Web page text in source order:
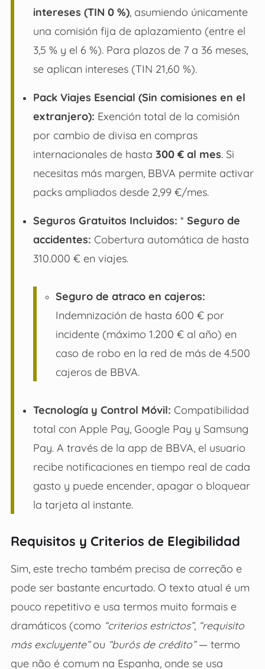
intereses (TIN 0 %), asumiendo únicamente
una comisión fija de aplazamiento (entre el
3,5 % y el 6 %). Para plazos de 7 a 36 meses,
se aplican intereses (TIN 21,60 %).
Pack Viajes Esencial (Sin comisiones en el
extranjero): Exención total de la comisión
por cambio de divisa en compras
internacionales de hasta 300 € al mes. Si
necesitas más margen, BBVA permite activar
packs ampliados desde 2,99 €/mes.
Seguros Gratuitos Incluidos: * Seguro de
accidentes: Cobertura automática de hasta
310.000 € en viajes.
Seguro de atraco en cajeros:
Indemnización de hasta 600 € por
incidente (máximo 1.200 € al año) en
caso de robo en la red de más de 4.500
cajeros de BBVA.
Tecnología y Control Móvil: Compatibilidad
total con Apple Pay, Google Pay y Samsung
Pay. A través de la app de BBVA, el usuario
recibe notificaciones en tiempo real de cada
gasto y puede encender, apagar o bloquear
la tarjeta al instante.
Requisitos y Criterios de Elegibilidad
Sim, este trecho também precisa de correção e
pode ser bastante encurtado. O texto atual é um
pouco repetitivo e usa termos muito formais e
dramáticos (como “criterios estrictos”, “requisito
más excluyente”ou “burós de crédito”— termo
que não é comum na Espanha, onde se usa